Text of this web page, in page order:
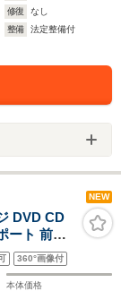
修復
なし
整備
法定整備付
NEW
DVD CD
ート 前席
ライト タ
360°画像付
本体価格